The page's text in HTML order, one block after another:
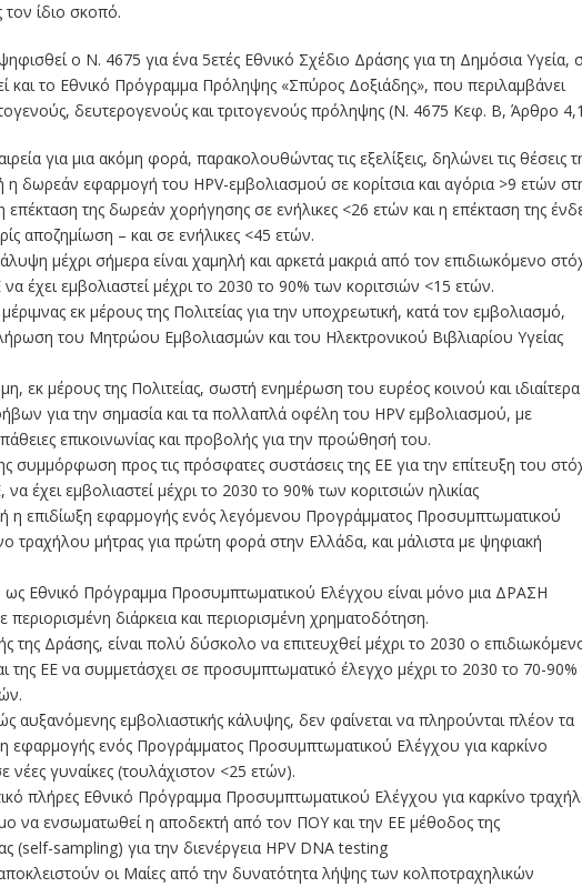
τον ίδιο σκοπό.
ο Ν. 4675 για ένα 5ετές Εθνικό Σχέδιο Δράσης για τη Δημόσια Υγεία,
και το Εθνικό Πρόγραμμα Πρόληψης «Σπύρος Δοξιάδης», που περιλαμβάνει
δευτερογενούς και τριτογενούς πρόληψης (Ν. 4675 Κεφ. Β, Άρθρο
για μια ακόμη φορά, παρακολουθώντας τις εξελίξεις, δηλώνει τις θέσεις
η δωρεάν εφαρμογή του HPV-εμβολιασμού σε κορίτσια και αγόρια >9 ετών
επέκταση της δωρεάν χορήγησης σε ενήλικες <26 ετών και η επέκταση της
αποζημίωση – και σε ενήλικες <45 ετών.
μέχρι σήμερα είναι χαμηλή και αρκετά μακριά από τον επιδιωκόμενο
έχει εμβολιαστεί μέχρι το 2030 το 90% των κοριτσιών <15 ετών.
εκ μέρους της Πολιτείας για την υποχρεωτική, κατά τον εμβολιασμό,
του Μητρώου Εμβολιασμών και του Ηλεκτρονικού Βιβλιαρίου Υγείας
εκ μέρους της Πολιτείας, σωστή ενημέρωση του ευρέος κοινού και
για την σημασία και τα πολλαπλά οφέλη του HPV εμβολιασμού, με
επικοινωνίας και προβολής για την προώθησή του.
συμμόρφωση προς τις πρόσφατες συστάσεις της ΕΕ για την επίτευξη του
έχει εμβολιαστεί μέχρι το 2030 το 90% των κοριτσιών ηλικίας
η επιδίωξη εφαρμογής ενός λεγόμενου Προγράμματος Προσυμπτωματικού
τραχήλου μήτρας για πρώτη φορά στην Ελλάδα, και μάλιστα με ψηφιακή
Εθνικό Πρόγραμμα Προσυμπτωματικού Ελέγχου είναι μόνο μια ΔΡΑΣΗ
περιορισμένη διάρκεια και περιορισμένη χρηματοδότηση.
της Δράσης, είναι πολύ δύσκολο να επιτευχθεί μέχρι το 2030 ο
της ΕΕ να συμμετάσχει σε προσυμπτωματικό έλεγχο μέχρι το 2030 το 70-
αυξανόμενης εμβολιαστικής κάλυψης, δεν φαίνεται να πληρούνται πλέον τα
εφαρμογής ενός Προγράμματος Προσυμπτωματικού Ελέγχου για καρκίνο
νέες γυναίκες (τουλάχιστον <25 ετών).
πλήρες Εθνικό Πρόγραμμα Προσυμπτωματικού Ελέγχου για καρκίνο
να ενσωματωθεί η αποδεκτή από τον ΠΟΥ και την ΕΕ μέθοδος της
(self-sampling) για την διενέργεια HPV DNA testing
οι Μαίες από την δυνατότητα λήψης των κολποτραχηλικών